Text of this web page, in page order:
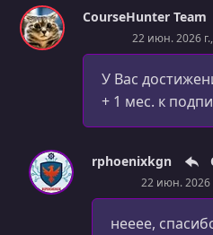
CourseHunter Team
22 июн. 2026
У Вас
+ 1 мес. к
rphoenixkgn
22 июн. 2026
нееее,